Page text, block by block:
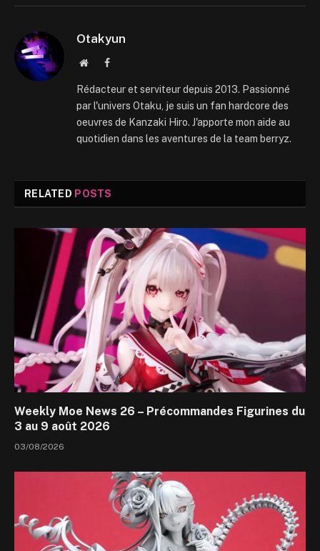
Otakyun
WebsiteFacebook
Rédacteur et serviteur depuis 2013. Passionné
par l'univers Otaku, je suis un fan hardcore des
oeuvres de Kanzaki Hiro. J'apporte mon aide au
quotidien dans les aventures de la team berryz.
RELATED POSTS
Weekly Moe News 26 – Précommandes Figurines du
3 au 9 août 2026
03/08/2026